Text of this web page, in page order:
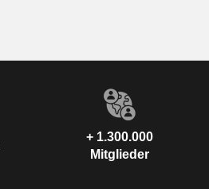
+ 1.300.000
Mitglieder